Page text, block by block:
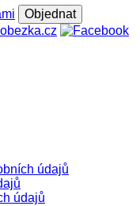
údajů
údajů